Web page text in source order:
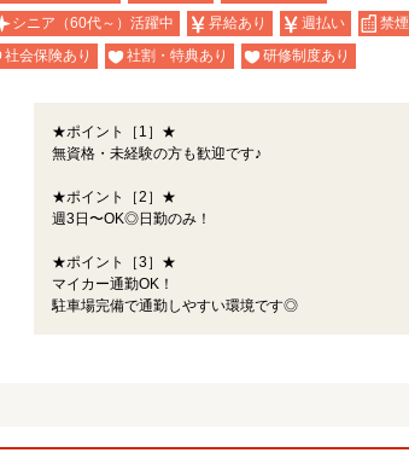
シニア（60代～）活躍中 昇給あり 週払い
禁
社会保険あり 社割・特典あり 研修制度あり
★ポイント［1］★
無資格・未経験の方も歓迎です♪
★ポイント［2］★
週3日〜OK◎日勤のみ！
★ポイント［3］★
マイカー通勤OK！
駐車場完備で通勤しやすい環境です◎